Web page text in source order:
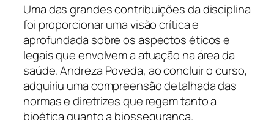
Uma das grandes contribuições da disciplina
foi proporcionar uma visão crítica e
aprofundada sobre os aspectos éticos e
legais que envolvem a atuação na área da
saúde. Andreza Poveda, ao concluir o curso,
adquiriu uma compreensão detalhada das
normas e diretrizes que regem tanto a
bioética quanto a biossegurança.